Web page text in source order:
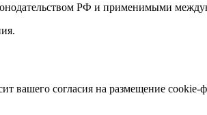
РФ и применимыми
вашего согласия на размещение